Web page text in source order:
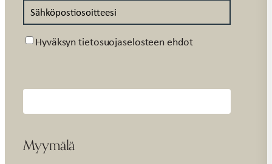
Suostumus
Hyväksyn tietosuojaselosteen ehdot
Myymälä